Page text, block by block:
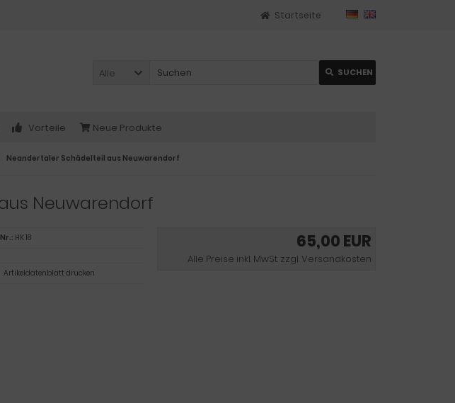
Startseite
Alle SUCHEN
Vorteile Neue Produkte
Neandertaler Schädelteil aus Neuwarendorf
Neuwarendorf
65,00 EUR
Alle Preise inkl. MwSt. zzgl. Versandkosten
HK 18
Artikeldatenblatt drucken